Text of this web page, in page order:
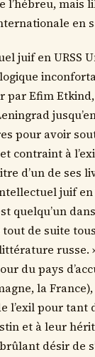
l’hébreu, mais
en
juif en URSS
par Efim
pour avoir
contraint à
d’un de ses
juif en
quelqu’un
de suite
russe.
du pays
la
l’exil pour tant
et à leur
désir de